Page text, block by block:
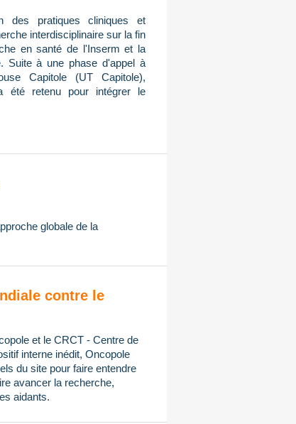
des pratiques cliniques et
interdisciplinaire sur la fin
en santé de l'Inserm et la
Suite à une phase d'appel à
Capitole (UT Capitole),
été retenu pour intégrer le
globale de la
contre le
et le CRCT - Centre de
interne inédit, Oncopole
du site pour faire entendre
avancer la recherche,
aidants.